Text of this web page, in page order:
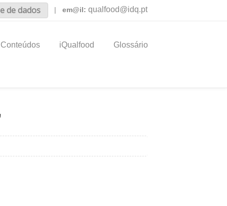
de dados | em@il: qualfood@idq.pt
Conteúdos iQualfood Glossário